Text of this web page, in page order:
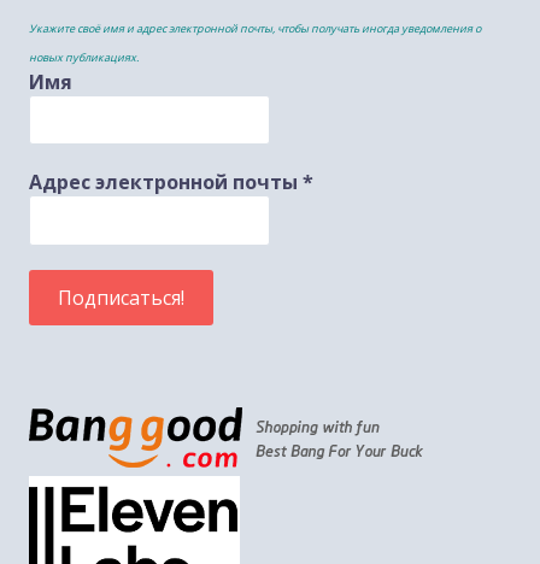
Укажите своё имя и адрес электронной почты, чтобы получать иногда уведомления о
новых публикациях.
Имя
Адрес электронной почты *